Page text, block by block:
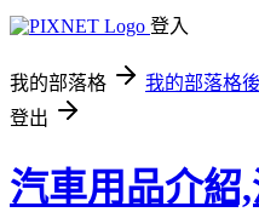
登入
我的部落格 我的部落格
登出
汽車用品介紹